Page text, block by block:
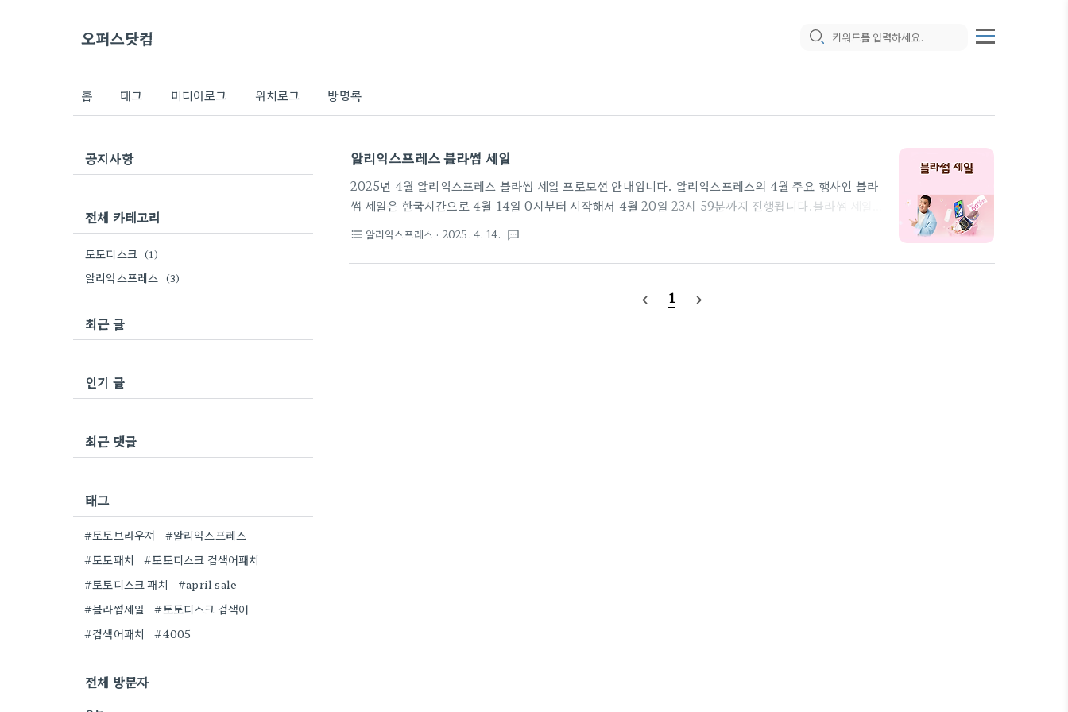
오퍼스닷컴
홈 태그 미디어로그 위치로그 방명록
알리익스프레스 블라썸 세일
2025년 4월 알리익스프레스 블라썸 세일 프로모션 안내입니다. 알리익스프레스의 4월 주요 행사인 블라
썸 세일은 한국시간으로 4월 14일 0시부터 시작해서 4월 20일 23시 59분까지 진행됩니다.블라썸 세일
제품 담아두시고 프로모션 시작과 동시에 프로모션 코드와 스토어 쿠폰 적용하고, 할인 카드로 결제 진행하
시면 최대 할인 혜택을 받을 수 있습니다.알리익스프레스 블라썸 세일예열 시간：04월12일 00:00 ~ 04
일부 상품 적용 불가) 19달러 이상 구매 시, 2달러 즉시 할인: ..
format_list_bulleted 알리익스프레스 · 2025. 4. 14. textsms
navigate_before 1 navigate_next
공지사항
전체 카테고리
토토디스크 (1)
알리익스프레스 (3)
최근 글
인기 글
최근 댓글
태그
#토토브라우져
#알리익스프레스
#토토패치
#토토디스크 검색어패치
#토토디스크 패치
#april sale
#블라썸세일
#토토디스크 검색어
#검색어패치
#4005
전체 방문자